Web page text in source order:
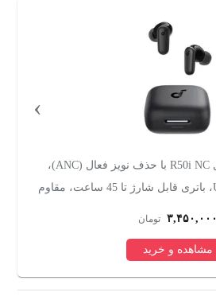
هدفون بلوتوثی انکر مدل R50i NC با حذف نویز فعال (ANC)،
درگاه شارژ USB Type-C، باتری قابل شارژ تا 45 ساعت، مقاوم
۳,۴۵۰,۰۰۰ تومان
مشاهده و خرید
›